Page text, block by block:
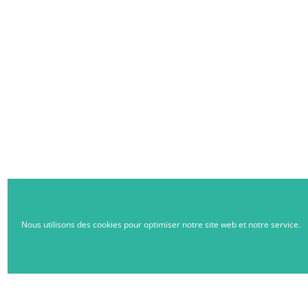
Nous utilisons des cookies pour optimiser notre site web et notre service.